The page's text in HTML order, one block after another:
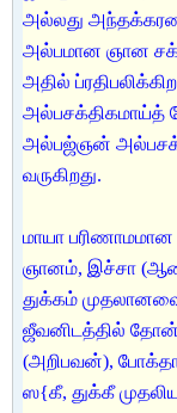
அல்லது
அல்பமான ஞான
அதில்
அல்பசக்திகமாய்த்
அல்பஜ்ஞன்
வருகிறது.
மாயா
ஞானம், இச்சா
துக்கம்
ஜீவனிடத்தில்
(அறிபவன்),
ஸ{கீ, துக்கீ